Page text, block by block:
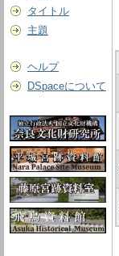
タイトル
主題
ヘルプ
DSpaceについて